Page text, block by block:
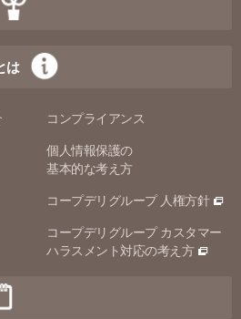
は
コンプライアンス
個人情報保護の
基本的な考え方
コープデリグループ 人権方針
コープデリグループ カスタマー
ハラスメント対応の考え方